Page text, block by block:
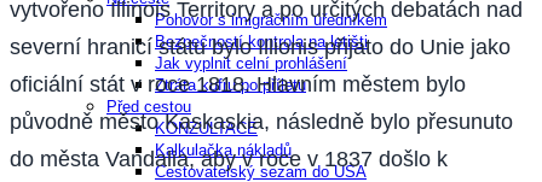
Pohovor s imigračním úředníkem
Bezpečností kontrola na letišti
Jak vyplnit celní prohlášení
Ztráta kufru po příletu
Před cestou
KONZULTACE
Kalkulačka nákladů
Cestovatelský sezam do USA
vytvořeno Illinois Territory a po určitých debatách nad
severní hranicí státu bylo Illionis přijato do Unie jako
oficiální stát v roce 1818. Hlavním městem bylo
původně město Kaskaskia, následně bylo přesunuto
do města Vandalia, aby v roce v 1837 došlo k